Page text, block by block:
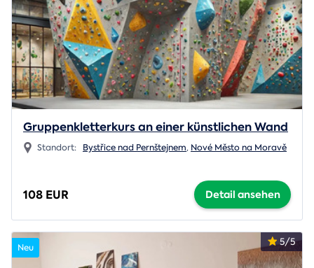
Gruppenkletterkurs an einer künstlichen Wand
Standort: Bystřice nad Pernštejnem, Nové Město na Moravě
108 EUR Detail ansehen
5/5
Neu